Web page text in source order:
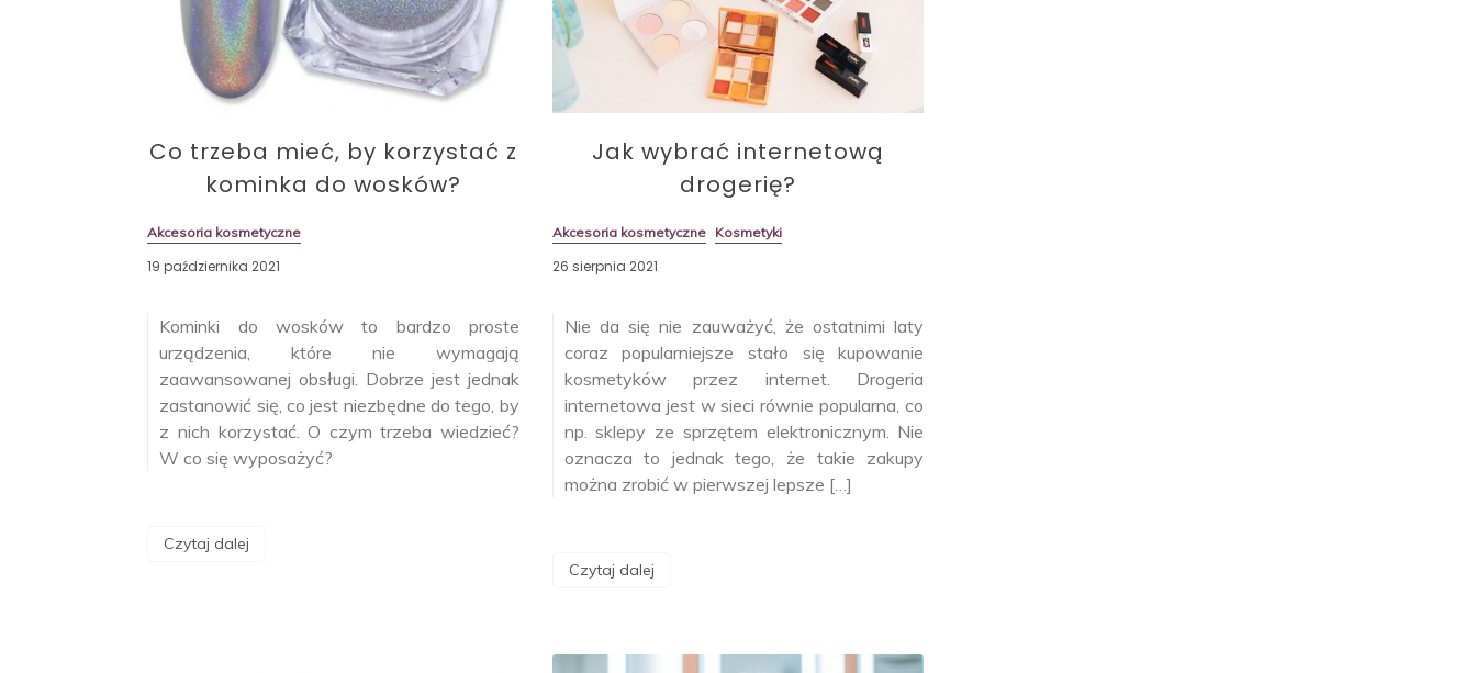
Co trzeba mieć, by korzystać z
kominka do wosków?
Akcesoria kosmetyczne
19 października 2021
Kominki do wosków to bardzo proste
urządzenia, które nie wymagają
zaawansowanej obsługi. Dobrze jest jednak
zastanowić się, co jest niezbędne do tego, by
z nich korzystać. O czym trzeba wiedzieć?
W co się wyposażyć?
Czytaj dalej
Jak wybrać internetową
drogerię?
Akcesoria kosmetyczne Kosmetyki
26 sierpnia 2021
Nie da się nie zauważyć, że ostatnimi laty
coraz popularniejsze stało się kupowanie
kosmetyków przez internet. Drogeria
internetowa jest w sieci równie popularna, co
np. sklepy ze sprzętem elektronicznym. Nie
oznacza to jednak tego, że takie zakupy
można zrobić w pierwszej lepsze […]
Czytaj dalej